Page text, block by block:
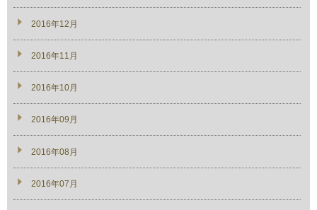
2016年12月
2016年11月
2016年10月
2016年09月
2016年08月
2016年07月